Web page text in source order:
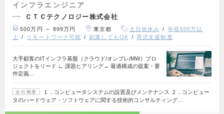
インフラエンジニア
ＣＴＣテクノロジー株式会社
500万円 ～ 899万円 東京都 土日祝休み
年収600万以
上
リモートワーク可能 副業してもOK 育児支援制度
大手顧客のITインフラ基盤（クラウド/オンプレ/MW）プロ
ジェクトをリード ∟ 課題ヒアリング→ 最適構成の提案・要
件定義…
会社概要
１．コンピュータシステムの設置及びメンテナンス ２．コンピュー
タのハードウェア・ソフトウェアに関する技術的コンサルティング…